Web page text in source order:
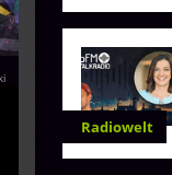
Radiowelt